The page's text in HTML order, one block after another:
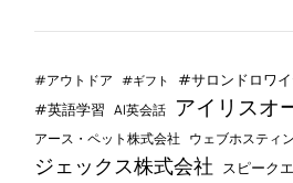
#アウトドア #ギフト #サロンドロワ
#英語学習 AI英会話 アイリスオ
アース・ペット株式会社 ウェブホスティ
ジェックス株式会社 スピーク